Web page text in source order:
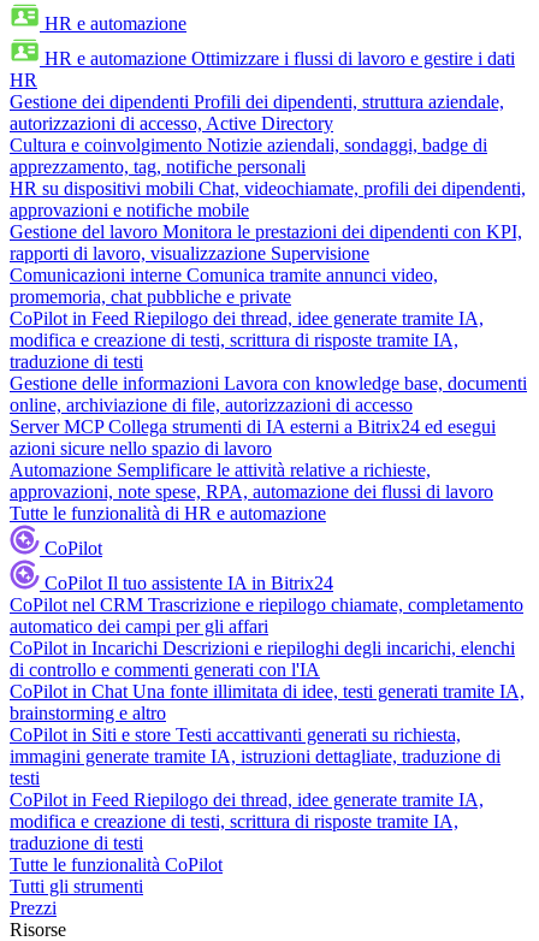
HR e automazione
HR e automazione Ottimizzare i flussi di lavoro e gestire i dati
HR
Gestione dei dipendenti Profili dei dipendenti, struttura aziendale,
autorizzazioni di accesso, Active Directory
Cultura e coinvolgimento Notizie aziendali, sondaggi, badge di
apprezzamento, tag, notifiche personali
HR su dispositivi mobili Chat, videochiamate, profili dei dipendenti,
approvazioni e notifiche mobile
Gestione del lavoro Monitora le prestazioni dei dipendenti con KPI,
rapporti di lavoro, visualizzazione Supervisione
Comunicazioni interne Comunica tramite annunci video,
promemoria, chat pubbliche e private
CoPilot in Feed Riepilogo dei thread, idee generate tramite IA,
modifica e creazione di testi, scrittura di risposte tramite IA,
traduzione di testi
Gestione delle informazioni Lavora con knowledge base, documenti
online, archiviazione di file, autorizzazioni di accesso
Server MCP Collega strumenti di IA esterni a Bitrix24 ed esegui
azioni sicure nello spazio di lavoro
Automazione Semplificare le attività relative a richieste,
approvazioni, note spese, RPA, automazione dei flussi di lavoro
Tutte le funzionalità di HR e automazione
CoPilot
CoPilot Il tuo assistente IA in Bitrix24
CoPilot nel CRM Trascrizione e riepilogo chiamate, completamento
automatico dei campi per gli affari
CoPilot in Incarichi Descrizioni e riepiloghi degli incarichi, elenchi
di controllo e commenti generati con l'IA
CoPilot in Chat Una fonte illimitata di idee, testi generati tramite IA,
brainstorming e altro
CoPilot in Siti e store Testi accattivanti generati su richiesta,
immagini generate tramite IA, istruzioni dettagliate, traduzione di
testi
CoPilot in Feed Riepilogo dei thread, idee generate tramite IA,
modifica e creazione di testi, scrittura di risposte tramite IA,
traduzione di testi
Tutte le funzionalità CoPilot
Tutti gli strumenti
Prezzi
Risorse